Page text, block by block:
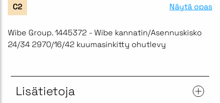
C2 Näytä opas
Wibe Group. 1445372 - Wibe kannatin/Asennuskisko
24/34 2970/16/42 kuumasinkitty ohutlevy
Lisätietoja